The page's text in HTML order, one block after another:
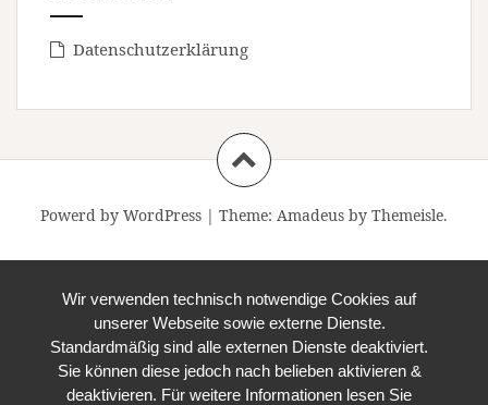
Datenschutzerklärung
Powerd by WordPress | Theme: Amadeus by Themeisle.
Wir verwenden technisch notwendige Cookies auf
unserer Webseite sowie externe Dienste.
Standardmäßig sind alle externen Dienste deaktiviert.
Sie können diese jedoch nach belieben aktivieren &
deaktivieren. Für weitere Informationen lesen Sie